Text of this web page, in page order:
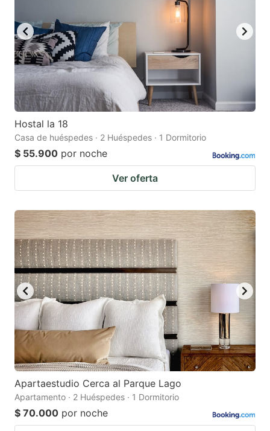
Hostal la 18
Casa de huéspedes · 2 Huéspedes · 1 Dormitorio
$ 55.900 por noche
Ver oferta
Apartaestudio Cerca al Parque Lago
Apartamento · 2 Huéspedes · 1 Dormitorio
$ 70.000 por noche